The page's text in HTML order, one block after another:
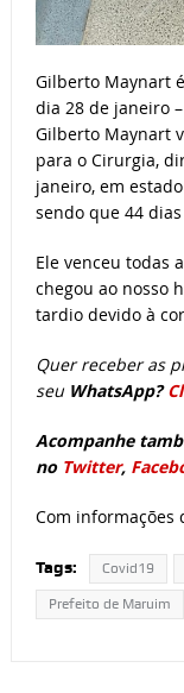
Gilberto Maynart
dia 28 de janeiro
Gilberto Maynart
para o Cirurgia,
janeiro, em
sendo que 44
Ele venceu todas
chegou ao nosso
tardio devido à
Quer receber as
seu WhatsApp?
Acompanhe
no Twitter,
Com informações
Tags: Covid19
Prefeito de Maruim